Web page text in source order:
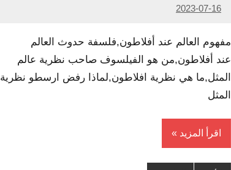
2023-07-16
Admin
مفهوم العالم عند أفلاطون,فلسفة حدوث العالم
عند أفلاطون,من هو الفيلسوف صاحب نظرية عالم
المثل,ما هي نظرية افلاطون,لماذا رفض ارسطو نظرية
المثل
اقرأ المزيد